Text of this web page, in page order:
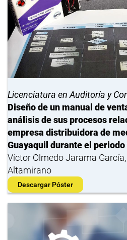
Licenciatura en Auditoría y
Diseño de un manual de
análisis de sus procesos
empresa distribuidora de
Guayaquil durante el periodo
Víctor Olmedo Jarama
Altamirano
Descargar Póster